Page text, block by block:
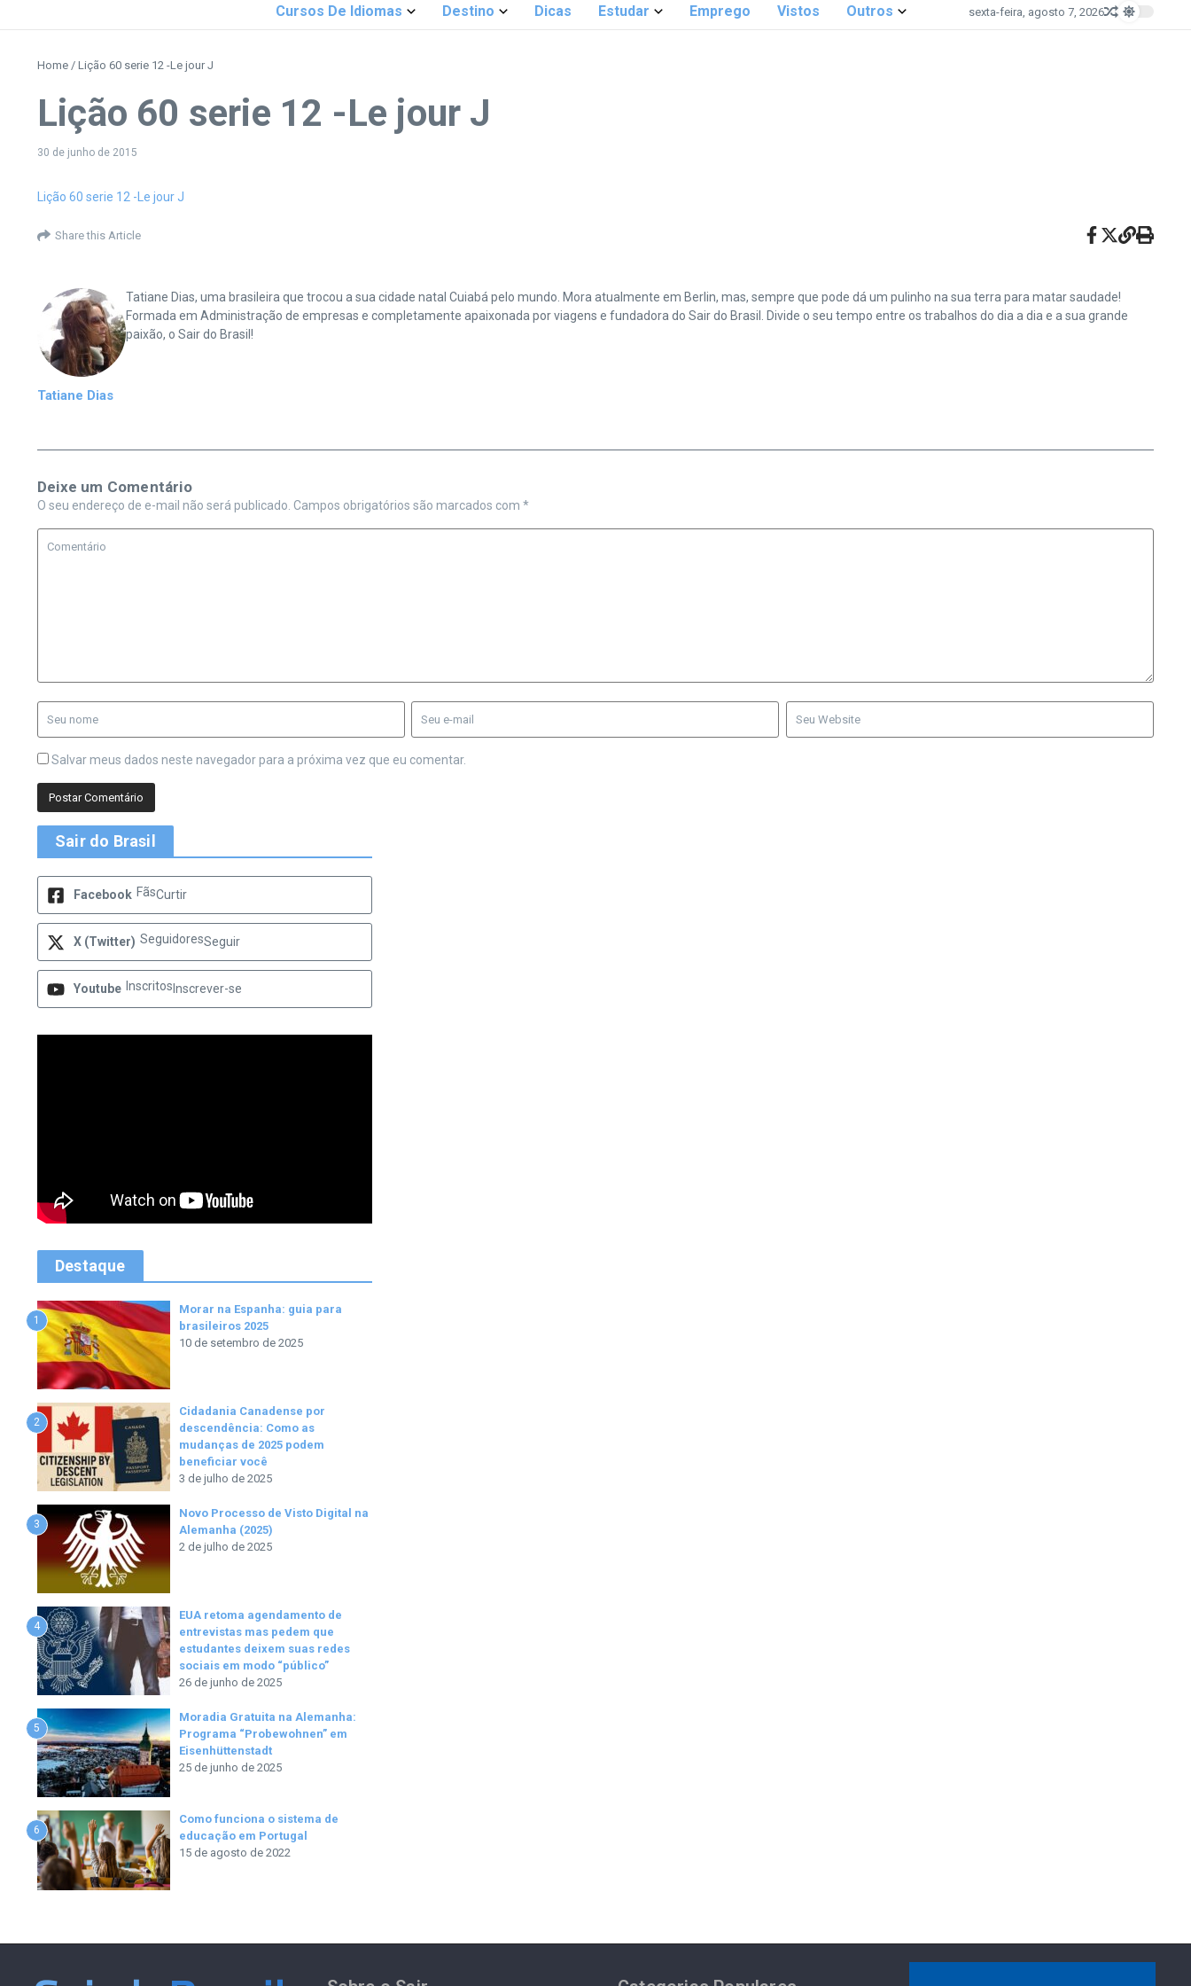
Cursos De Idiomas Destino Dicas Estudar Emprego Vistos Outros sexta-feira, agosto 7, 2026
Home / Lição 60 serie 12 -Le jour J
Lição 60 serie 12 -Le jour J
30 de junho de 2015
Lição 60 serie 12 -Le jour J
Share this Article
Tatiane Dias
Tatiane Dias, uma brasileira que trocou a sua cidade natal Cuiabá pelo mundo. Mora atualmente em Berlin, mas, sempre que pode dá um pulinho na sua terra para matar saudade!
Formada em Administração de empresas e completamente apaixonada por viagens e fundadora do Sair do Brasil. Divide o seu tempo entre os trabalhos do dia a dia e a sua grande
paixão, o Sair do Brasil!
Deixe um Comentário
O seu endereço de e-mail não será publicado. Campos obrigatórios são marcados com *
Salvar meus dados neste navegador para a próxima vez que eu comentar.
Sair do Brasil
Facebook FãsCurtir
X (Twitter) SeguidoresSeguir
Youtube Inscritos Inscrever-se
Destaque
1
Morar na Espanha: guia para
brasileiros 2025
10 de setembro de 2025
2
Cidadania Canadense por
descendência: Como as
mudanças de 2025 podem
beneficiar você
3 de julho de 2025
3
Novo Processo de Visto Digital na
Alemanha (2025)
2 de julho de 2025
4
EUA retoma agendamento de
entrevistas mas pedem que
estudantes deixem suas redes
sociais em modo “público”
26 de junho de 2025
5
Moradia Gratuita na Alemanha:
Programa “Probewohnen” em
Eisenhüttenstadt
25 de junho de 2025
6
Como funciona o sistema de
educação em Portugal
15 de agosto de 2022